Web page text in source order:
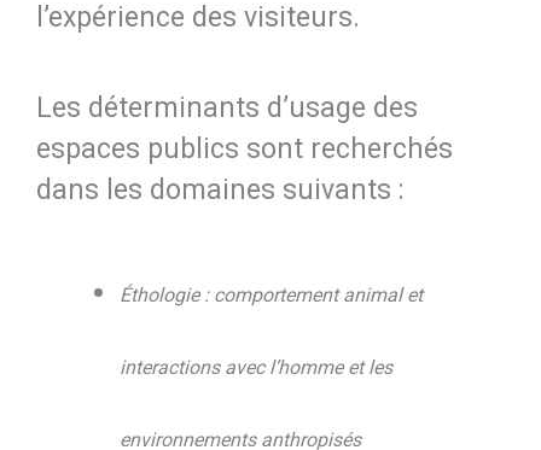
l’expérience des visiteurs.
Les déterminants d’usage des
espaces publics sont recherchés
dans les domaines suivants :
Éthologie : comportement animal et
interactions avec l’homme et les
environnements anthropisés